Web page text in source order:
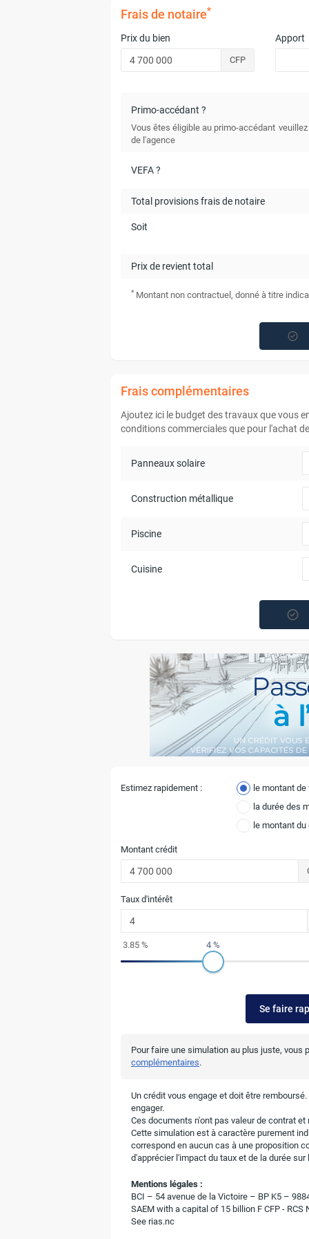
Frais de notaire*
Prix du bien
CFP
Apport
Primo-accédant ?
Vous êtes éligible au primo-accédant
de l'agence
VEFA ?
Total provisions frais de notaire
Soit
Prix de revient total
* Montant non contractuel, donné à titre
Frais complémentaires
Ajoutez ici le budget des travaux que vous
conditions commerciales que pour l'achat
Panneaux solaire
Construction métallique
Piscine
Cuisine
Estimez rapidement :
le montant
la durée des
le montant
Montant crédit
Taux d'intérêt
3.85 % 4 %
Se faire
Pour faire une simulation au plus juste, vous
complémentaires.
Un crédit vous engage et doit être
engager.
Ces documents n'ont pas valeur de contrat
Cette simulation est à caractère purement
correspond en aucun cas à une proposition
d'apprécier l'impact du taux et de la durée
Mentions légales :
BCI – 54 avenue de la Victoire – BP K5 –
SAEM with a capital of 15 billion F CFP - RCS
See rias.nc